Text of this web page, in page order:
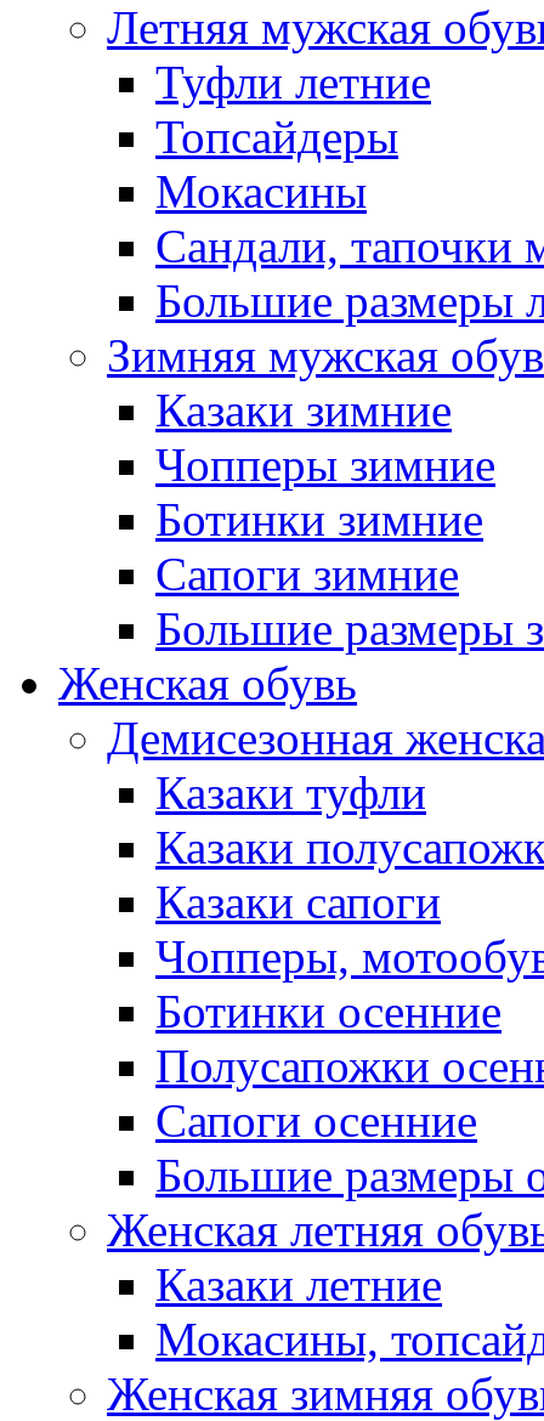
Летняя мужская
Туфли летние
Топсайдеры
Мокасины
Сандали, тапочки
Большие размеры
Зимняя мужская
Казаки зимние
Чопперы зимние
Ботинки зимние
Сапоги зимние
Большие размеры
Женская обувь
Демисезонная
Казаки туфли
Казаки
Казаки сапоги
Чопперы,
Ботинки осенние
Полусапожки
Сапоги осенние
Большие размеры
Женская летняя
Казаки летние
Мокасины,
Женская зимняя